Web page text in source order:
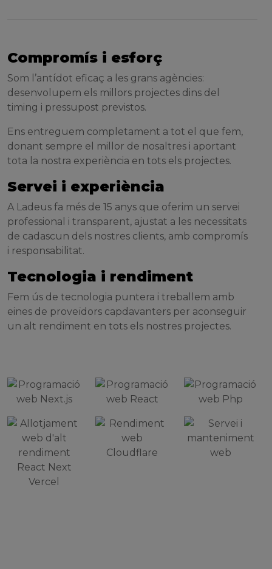
Compromís i esforç
Som l’antídot eficaç a les grans agències:
desenvolupem els millors projectes dins del
timing i pressupost previstos.
Ens entreguem completament a tot el que fem,
donant sempre el millor de nosaltres i aportant
tota la nostra experiència en tots els projectes.
Servei i experiència
A Ladeus fa més de 15 anys que oferim un servei
professional i transparent, ajustat a les necessitats
de cadascun dels nostres clients, amb compromís
i responsabilitat.
Tecnologia i rendiment
Fem ús de tecnologia puntera i treballem amb
eines de proveïdors capdavanters per aconseguir
un alt rendiment en tots els nostres projectes.